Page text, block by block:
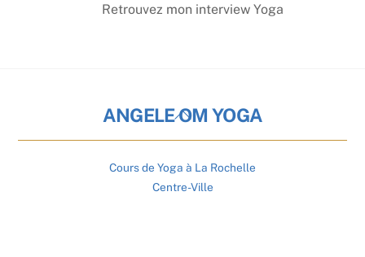
Retrouvez mon interview Yoga
Back
ANGELE OM YOGA
Cours de Yoga à La Rochelle
Centre-Ville